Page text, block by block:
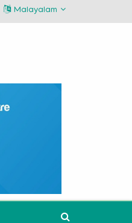
Malayalam